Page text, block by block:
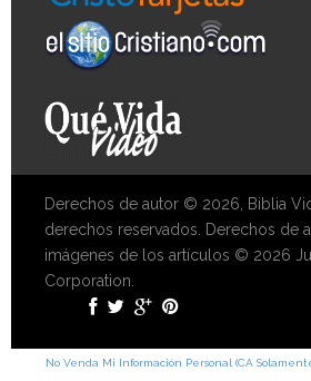
Derechos de autor © 2026, Biblia
derechos reservados. Derechos de
imágenes de los artículos © 2026
Corporation.
No Venda Mi Información Personal (CA